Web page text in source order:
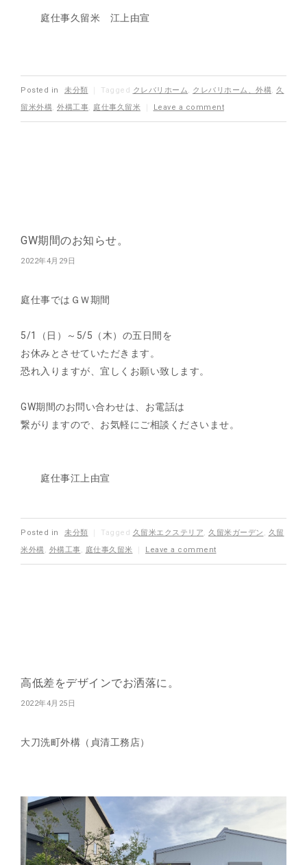
庭仕事久留米 江上由宣
Posted in 未分類 Tagged クレバリホーム, クレバリホーム、外構, 久
留米外構, 外構工事, 庭仕事久留米 Leave a comment
GW期間のお知らせ。
2022年4月29日
庭仕事ではＧＷ期間
5/1（日）～5/5（木）の五日間を
お休みとさせていただきます。
恐れ入りますが、宜しくお願い致します。
GW期間のお問い合わせは、お電話は
繋がりますので、お気軽にご相談くださいませ。
庭仕事江上由宣
Posted in 未分類 Tagged 久留米エクステリア, 久留米ガーデン , 久留
米外構, 外構工事, 庭仕事久留米 Leave a comment
高低差をデザインでお洒落に。
2022年4月25日
大刀洗町外構（貞清工務店）